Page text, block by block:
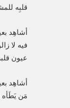
قلبِه
أشاهِد
فيه لا
عيون
أشاهِد
مَن يَطَأه